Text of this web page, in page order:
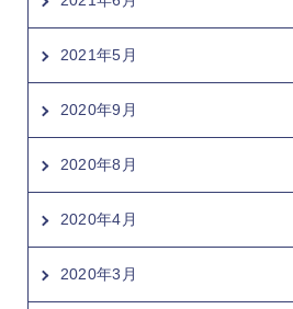
2021年5月
2020年9月
2020年8月
2020年4月
2020年3月